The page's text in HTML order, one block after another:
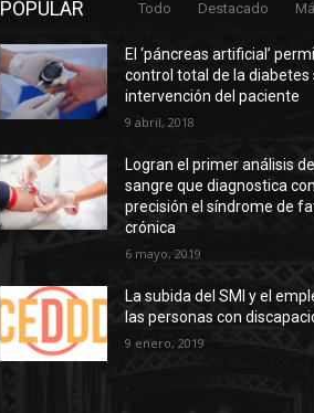
POPULAR Todo Destacado
El ‘páncreas artificial’
control total de la diabetes
intervención del paciente
9 abril, 2018
Logran el primer análisis de
sangre que diagnostica con
precisión el síndrome de
crónica
6 mayo, 2019
La subida del SMI y el
las personas con
9 enero, 2019